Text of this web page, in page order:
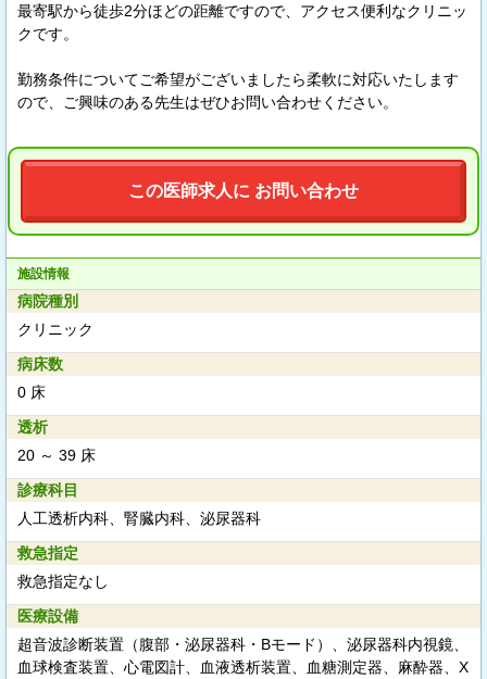
最寄駅から徒歩2分ほどの距離ですので、アクセス便利なクリニッ
クです。
勤務条件についてご希望がございましたら柔軟に対応いたします
ので、ご興味のある先生はぜひお問い合わせください。
この医師求人に お問い合わせ
施設情報
病院種別
クリニック
病床数
0 床
透析
20 ～ 39 床
診療科目
人工透析内科、腎臓内科、泌尿器科
救急指定
救急指定なし
医療設備
超音波診断装置（腹部・泌尿器科・Bモード）、泌尿器科内視鏡、
血球検査装置、心電図計、血液透析装置、血糖測定器、麻酔器、X